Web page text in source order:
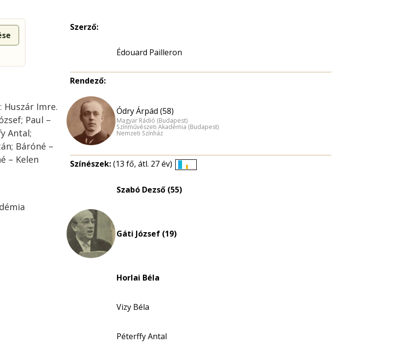
Imre.
Paul –
Antal;
Báróné –
– Kelen
Szerző:
Édouard Pailleron
Rendező:
Ódry Árpád (58)
Magyar Rádió (Budapest)
Színművészeti Akadémia (Budapest)
Nemzeti Színház
Színészek:(13 fő, átl. 27 év)
Szabó Dezső (55)
Gáti József (19)
Horlai Béla
Vizy Béla
Péterffy Antal